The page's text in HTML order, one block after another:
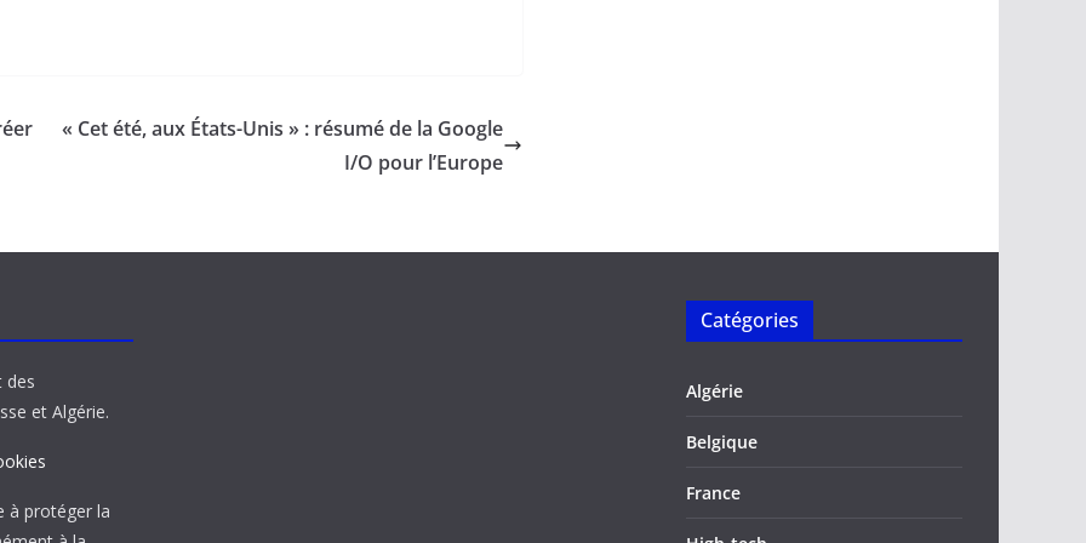
« Cet été, aux États-Unis » : résumé de la Google
I/O pour l’Europe
des
et Algérie.
à protéger la
Catégories
Algérie
Belgique
France